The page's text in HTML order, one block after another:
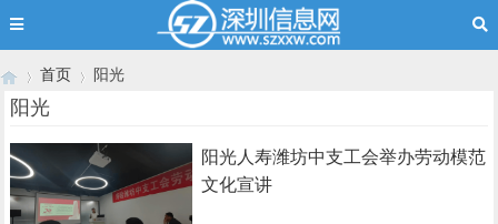
›
首页 阳光
阳光
阳光人寿潍坊中支工会举办劳动模范
文化宣讲